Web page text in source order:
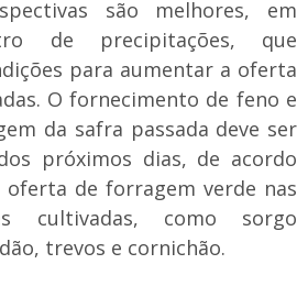
são melhores, em
de precipitações, que
para aumentar a oferta
O fornecimento de feno e
da safra passada deve ser
próximos dias, de acordo
oferta de forragem verde nas
cultivadas, como sorgo
trevos e cornichão.